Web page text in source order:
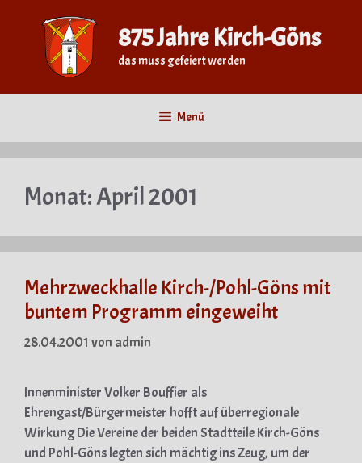
springen
875 Jahre Kirch-Göns
das muss gefeiert werden
Menü
Monat:April 2001
Mehrzweckhalle Kirch-/Pohl-Göns mit
buntem Programm eingeweiht
28.04.2001 von admin
Innenminister Volker Bouffier als
Ehrengast/Bürgermeister hofft auf überregionale
Wirkung Die Vereine der beiden Stadtteile Kirch-Göns
und Pohl-Göns legten sich mächtig ins Zeug, um der